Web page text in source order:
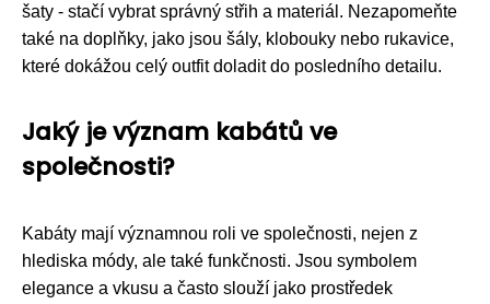
šaty - stačí vybrat správný střih a materiál. Nezapomeňte
také na doplňky, jako jsou šály, klobouky nebo rukavice,
které dokážou celý outfit doladit do posledního detailu.
Jaký je význam kabátů ve
společnosti?
Kabáty mají významnou roli ve společnosti, nejen z
hlediska módy, ale také funkčnosti. Jsou symbolem
elegance a vkusu a často slouží jako prostředek